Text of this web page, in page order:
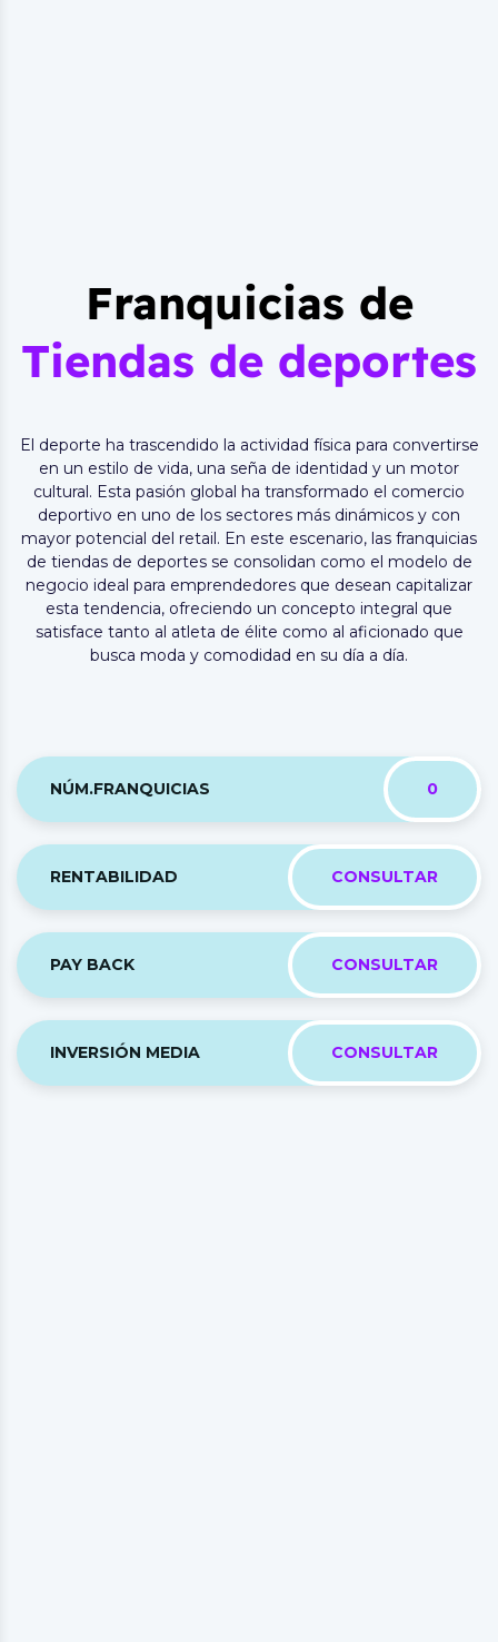
Franquicias de
Tiendas de deportes
El deporte ha trascendido la actividad física para convertirse
en un estilo de vida, una seña de identidad y un motor
cultural. Esta pasión global ha transformado el comercio
deportivo en uno de los sectores más dinámicos y con
mayor potencial del retail. En este escenario, las franquicias
de tiendas de deportes se consolidan como el modelo de
negocio ideal para emprendedores que desean capitalizar
esta tendencia, ofreciendo un concepto integral que
satisface tanto al atleta de élite como al aficionado que
busca moda y comodidad en su día a día.
NÚM.FRANQUICIAS 0
RENTABILIDAD CONSULTAR
PAY BACK CONSULTAR
INVERSIÓN MEDIA CONSULTAR